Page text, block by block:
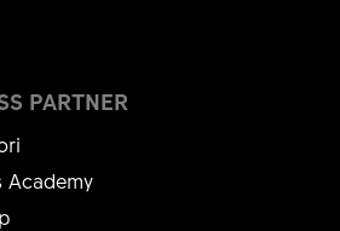
PARTNER
Academy